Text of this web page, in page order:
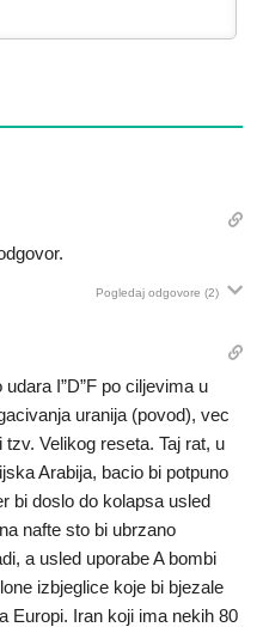
Pogledaj odgovore (2)
I”D”F po ciljevima u
uranija (povod), vec
Velikog reseta. Taj rat, u
Arabija, bacio bi potpuno
bi doslo do kolapsa usled
nafte sto bi ubrzano
a usled uporabe A bombi
izbjeglice koje bi bjezale
Europi. Iran koji ima nekih 80